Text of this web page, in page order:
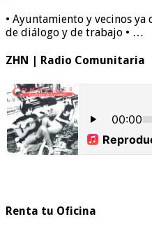
• Ayuntamiento y vecinos
de diálogo y de trabajo • …
ZHN | Radio Comunitaria
Renta tu Oficina